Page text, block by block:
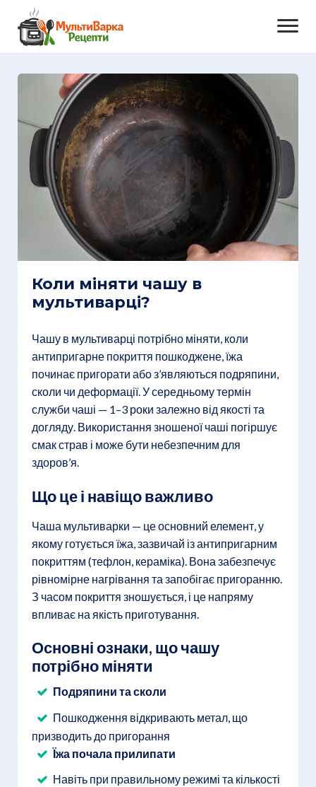
Коли міняти чашу в
мультиварці?
Чашу в мультиварці потрібно міняти, коли
антипригарне покриття пошкоджене, їжа
починає пригорати або з’являються подряпини,
сколи чи деформації. У середньому термін
служби чаші — 1–3 роки залежно від якості та
догляду. Використання зношеної чаші погіршує
смак страв і може бути небезпечним для
здоров’я.
Що це і навіщо важливо
Чаша мультиварки — це основний елемент, у
якому готується їжа, зазвичай із антипригарним
покриттям (тефлон, кераміка). Вона забезпечує
рівномірне нагрівання та запобігає пригоранню.
З часом покриття зношується, і це напряму
впливає на якість приготування.
Основні ознаки, що чашу
потрібно міняти
Подряпини та сколи
Пошкодження відкривають метал, що
призводить до пригорання
Їжа почала прилипати
Навіть при правильному режимі та кількості